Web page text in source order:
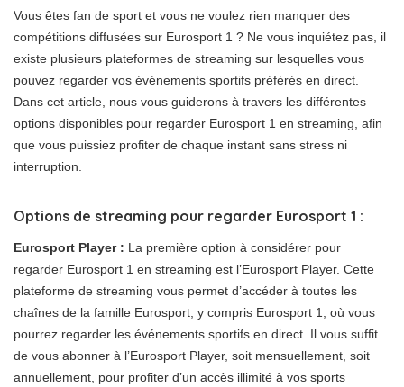
Vous êtes fan de sport et vous ne voulez rien manquer des
compétitions diffusées sur Eurosport 1 ? Ne vous inquiétez pas, il
existe plusieurs plateformes de streaming sur lesquelles vous
pouvez regarder vos événements sportifs préférés en direct.
Dans cet article, nous vous guiderons à travers les différentes
options disponibles pour regarder Eurosport 1 en streaming, afin
que vous puissiez profiter de chaque instant sans stress ni
interruption.
Options de streaming pour regarder Eurosport 1 :
Eurosport Player : La première option à considérer pour
regarder Eurosport 1 en streaming est l’Eurosport Player. Cette
plateforme de streaming vous permet d’accéder à toutes les
chaînes de la famille Eurosport, y compris Eurosport 1, où vous
pourrez regarder les événements sportifs en direct. Il vous suffit
de vous abonner à l’Eurosport Player, soit mensuellement, soit
annuellement, pour profiter d’un accès illimité à vos sports